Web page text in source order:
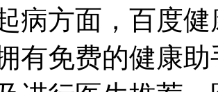
病方面，百度
有免费的健康